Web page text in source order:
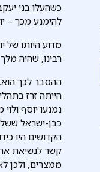
כשהעלו בני
להימנע מכך –
מדוע היותו של
רבינו, שהיה
ההסבר לכך
הייתה זרז
נמנעו יוסף
כבן-ישראל
הקדושים היו
קשר לנשיאת
ממצרים, ולכן